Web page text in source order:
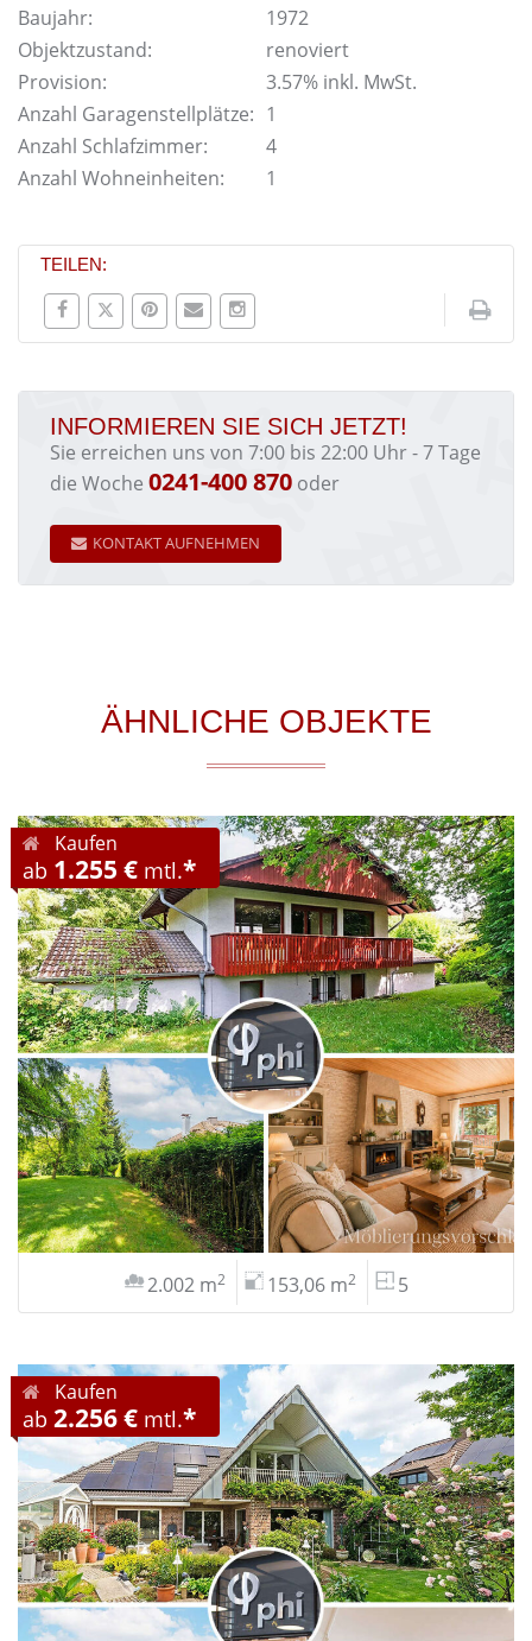
Baujahr:
1972
Objektzustand:
renoviert
Provision:
3.57% inkl. MwSt.
Anzahl Garagenstellplätze: 1
Anzahl Schlafzimmer:
4
Anzahl Wohneinheiten:
1
TEILEN:
INFORMIEREN SIE SICH JETZT!
Sie erreichen uns von 7:00 bis 22:00 Uhr - 7 Tage
die Woche 0241-400 870 oder
KONTAKT AUFNEHMEN
ÄHNLICHE OBJEKTE
Kaufen
ab 1.255 € mtl.*
2.002 m2 153,06 m2 5
Kaufen
ab 2.256 € mtl.*